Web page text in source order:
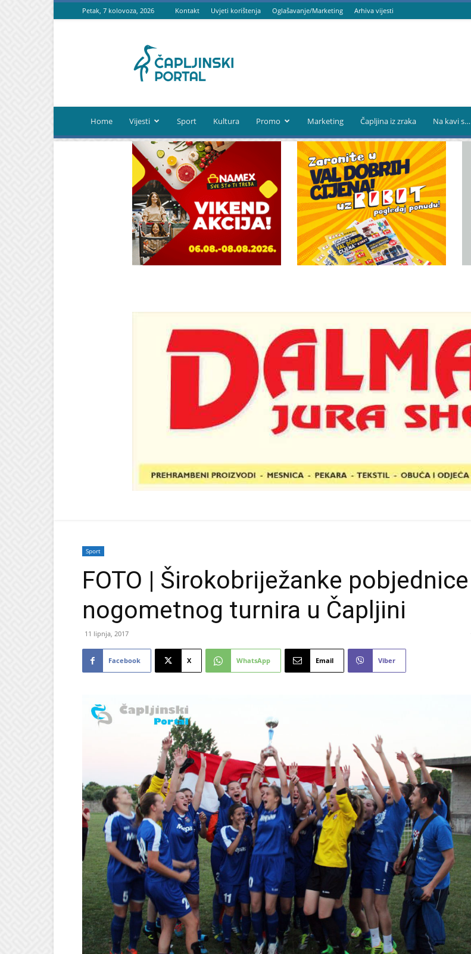
Petak, 7 kolovoza, 2026 Kontakt Uvjeti korištenja Oglašavanje/Marketing Arhiva vijesti
portal
Home Vijesti Sport Kultura Promo Marketing Čapljina iz zraka Na kavi s…
Sport
FOTO | Širokobriježanke pobjednice
nogometnog turnira u Čapljini
11 lipnja, 2017
Facebook X WhatsApp Email Viber